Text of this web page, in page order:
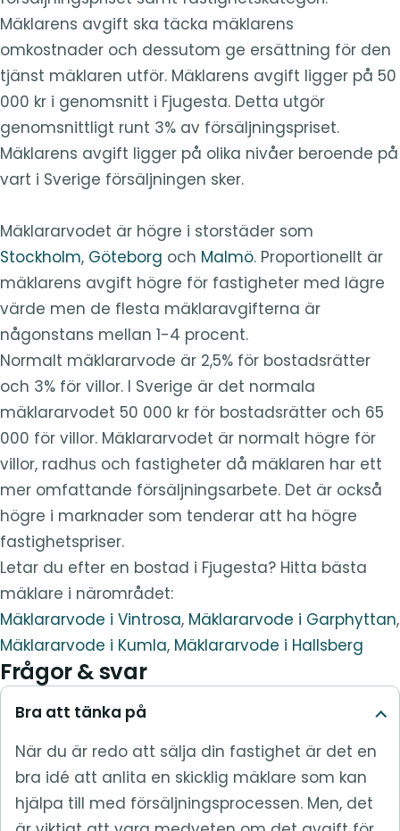
Mäklarens avgift ska täcka mäklarens
omkostnader och dessutom ge ersättning för den
tjänst mäklaren utför. Mäklarens avgift ligger på 50
000 kr i genomsnitt i Fjugesta. Detta utgör
genomsnittligt runt 3% av försäljningspriset.
Mäklarens avgift ligger på olika nivåer beroende på
vart i Sverige försäljningen sker.
Mäklararvodet är högre i storstäder som
Stockholm, Göteborg och Malmö. Proportionellt är
mäklarens avgift högre för fastigheter med lägre
värde men de flesta mäklaravgifterna är
någonstans mellan 1-4 procent.
Normalt mäklararvode är 2,5% för bostadsrätter
och 3% för villor. I Sverige är det normala
mäklararvodet 50 000 kr för bostadsrätter och 65
000 för villor. Mäklararvodet är normalt högre för
villor, radhus och fastigheter då mäklaren har ett
mer omfattande försäljningsarbete. Det är också
högre i marknader som tenderar att ha högre
fastighetspriser.
Letar du efter en bostad i Fjugesta? Hitta bästa
mäklare i närområdet:
Mäklararvode i Vintrosa, Mäklararvode i Garphyttan,
Mäklararvode i Kumla, Mäklararvode i Hallsberg
Frågor & svar
Bra att tänka på
När du är redo att sälja din fastighet är det en
bra idé att anlita en skicklig mäklare som kan
hjälpa till med försäljningsprocessen. Men, det